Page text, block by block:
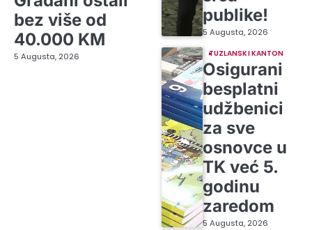
bez više od
40.000 KM
5 Augusta, 2026
publike!
5 Augusta, 2026
TUZLANSKI KANTON
Osigurani
besplatni
udžbenici
za sve
osnovce u
TK već 5.
godinu
zaredom
5 Augusta, 2026